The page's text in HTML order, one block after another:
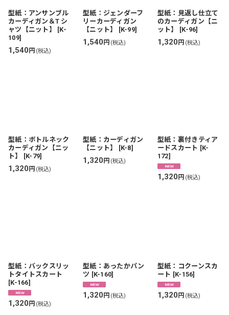
型紙：アンサンブル
カーディガン＆T シ
ャツ【ニット】
[K-
109]
1,540円 (税込)
型紙：ジェンダーフ
リーカーディガン
【ニット】
[K-99]
1,540円 (税込)
型紙：見返し仕立て
のカーディガン【ニ
ット】
[K-96]
1,320円 (税込)
型紙：ボトルネック
カーディガン【ニッ
ト】
[K-79]
1,320円 (税込)
型紙：カーディガン
【ニット】
[K-8]
1,320円 (税込)
型紙：裏付きティア
ードスカート [K-
172]
1,320円 (税込)
型紙：バックスリッ
トタイトスカート
[K-166]
1,320円 (税込)
型紙：あったかパン
ツ [K-160]
1,320円 (税込)
型紙：コクーンスカ
ート [K-156]
1,320円 (税込)